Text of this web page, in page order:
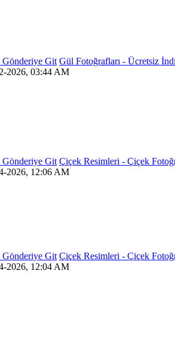
Gül Fotoğrafları - Ücretsiz
2026, 03:44 AM
Çiçek Resimleri - Çiçek
2026, 12:06 AM
Çiçek Resimleri - Çiçek
2026, 12:04 AM